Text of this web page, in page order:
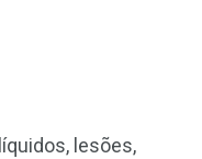
lesões,